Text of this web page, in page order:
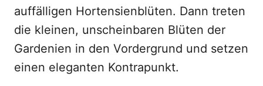
auffälligen Hortensienblüten. Dann treten
die kleinen, unscheinbaren Blüten der
Gardenien in den Vordergrund und setzen
einen eleganten Kontrapunkt.